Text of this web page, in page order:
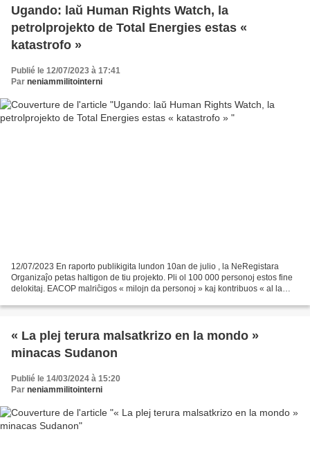
Ugando: laŭ Human Rights Watch, la
petrolprojekto de Total Energies estas «
katastrofo »
Publié le 12/07/2023 à 17:41
Par neniammilitointerni
12/07/2023 En raporto publikigita lundon 10an de julio , la NeRegistara
Organizaĵo petas haltigon de tiu projekto. Pli ol 100 000 personoj estos fine
delokitaj. EACOP malriĉigos « milojn da personoj » kaj kontribuos « al la
« La plej terura malsatkrizo en la mondo »
minacas Sudanon
Publié le 14/03/2024 à 15:20
Par neniammilitointerni